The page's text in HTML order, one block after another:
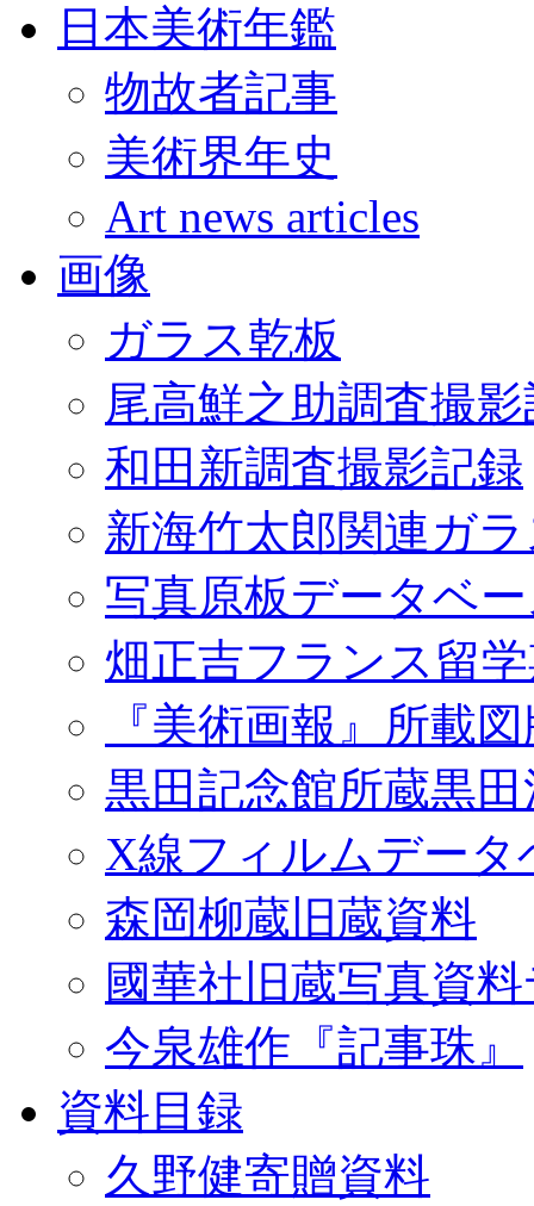
日本美術年鑑
物故者記事
美術界年史
Art news articles
画像
ガラス乾板
尾高鮮之助調査撮
和田新調査撮影記録
新海竹太郎関連ガ
写真原板データベ
畑正吉フランス留
『美術画報』所載
黒田記念館所蔵黒
X線フィルムデータ
森岡柳蔵旧蔵資料
國華社旧蔵写真資
今泉雄作『記事珠』
資料目録
久野健寄贈資料